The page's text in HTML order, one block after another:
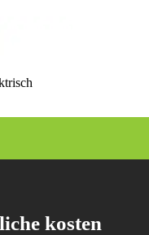
kosten